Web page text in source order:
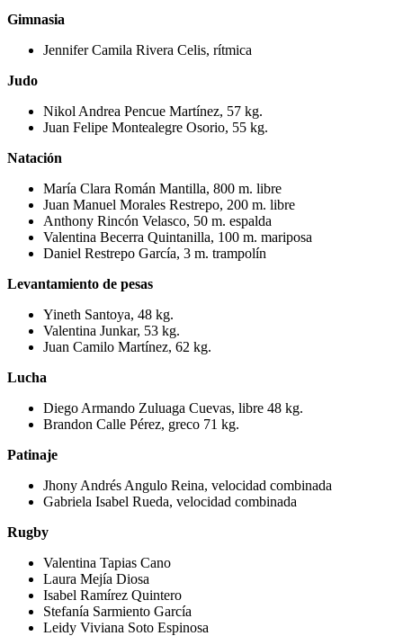
Gimnasia
Jennifer Camila Rivera Celis, rítmica
Judo
Nikol Andrea Pencue Martínez, 57 kg.
Juan Felipe Montealegre Osorio, 55 kg.
Natación
María Clara Román Mantilla, 800 m. libre
Juan Manuel Morales Restrepo, 200 m. libre
Anthony Rincón Velasco, 50 m. espalda
Valentina Becerra Quintanilla, 100 m. mariposa
Daniel Restrepo García, 3 m. trampolín
Levantamiento de pesas
Yineth Santoya, 48 kg.
Valentina Junkar, 53 kg.
Juan Camilo Martínez, 62 kg.
Lucha
Diego Armando Zuluaga Cuevas, libre 48 kg.
Brandon Calle Pérez, greco 71 kg.
Patinaje
Jhony Andrés Angulo Reina, velocidad combinada
Gabriela Isabel Rueda, velocidad combinada
Rugby
Valentina Tapias Cano
Laura Mejía Diosa
Isabel Ramírez Quintero
Stefanía Sarmiento García
Leidy Viviana Soto Espinosa